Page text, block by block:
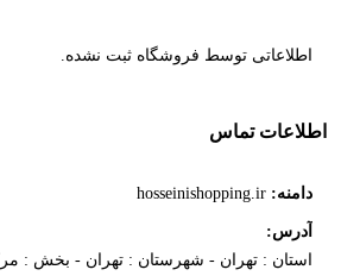
اطلاعاتی توسط فروشگاه ثبت نشده.
اطلاعات تماس
دامنه: hosseinishopping.ir
آدرس:
استان : تهران - شهرستان : تهران - بخش :